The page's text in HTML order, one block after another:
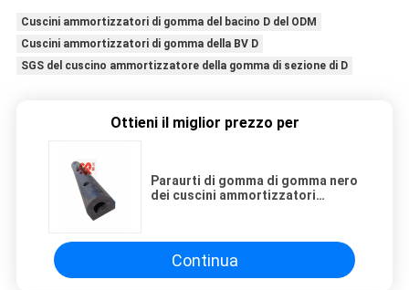
Cuscini ammortizzatori di gomma del bacino D del ODM
Cuscini ammortizzatori di gomma della BV D
SGS del cuscino ammortizzatore della gomma di sezione di D
Ottieni il miglior prezzo per
Paraurti di gomma di gomma nero
dei cuscini ammortizzatori
Continua